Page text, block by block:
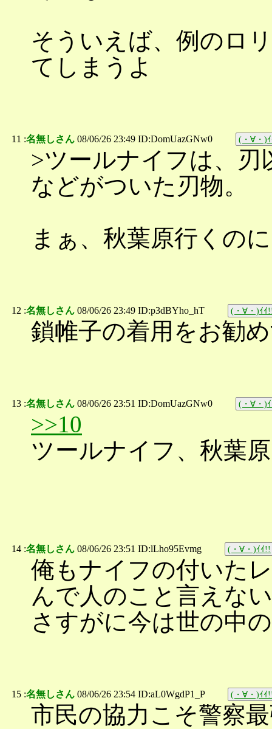
そういえば、例のロ
てしまうよ
11 :名無しさん 08/06/26 23:49 ID:DomUazGNw0 (・∀・)
>ツールナイフは、
などがついた刃物。
まぁ、秋葉原行くの
12 :名無しさん 08/06/26 23:49 ID:p3dBYho_hT (・∀・)ｲｲ
鎖帷子の着用をお勧
13 :名無しさん 08/06/26 23:51 ID:DomUazGNw0 (・∀・)
>>10
ツールナイフ、秋葉
14 :名無しさん 08/06/26 23:51 ID:lLho95Evmg (・∀・)ｲｲ!!
俺もナイフの付いた
んで人のこと言えな
さすがに今は世の中
15 :名無しさん 08/06/26 23:54 ID:aL0WgdP1_P (・∀・)ｲｲ
市民の協力こそ警察